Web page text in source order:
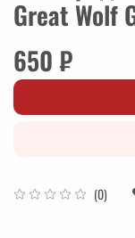
Great Wolf
(0)
650 ₽